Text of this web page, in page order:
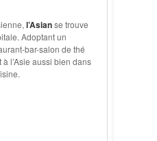
l’Asianse trouve
Adoptant un
bar-salon de thé
l’Asie aussi bien dans